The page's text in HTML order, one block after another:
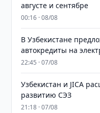
августе и сентябре
00:16 · 08/08
В Узбекистане
автокредиты на
22:45 · 07/08
Узбекистан и JICA
развитию СЭЗ
21:18 · 07/08